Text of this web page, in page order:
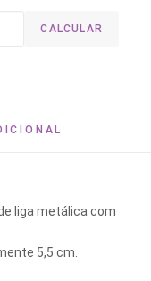
CALCULAR
liga metálica com
5,5 cm.